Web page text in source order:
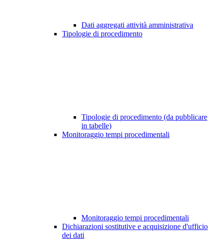
Dati aggregati attività amministrativa
Tipologie di procedimento
Tipologie di procedimento (da pubblicare
in tabelle)
Monitoraggio tempi procedimentali
Monitoraggio tempi procedimentali
Dichiarazioni sostitutive e acquisizione d'ufficio
dei dati